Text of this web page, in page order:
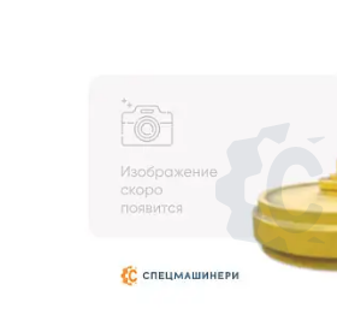
sksale@skdst.ru
+7 (499) 394-50-93